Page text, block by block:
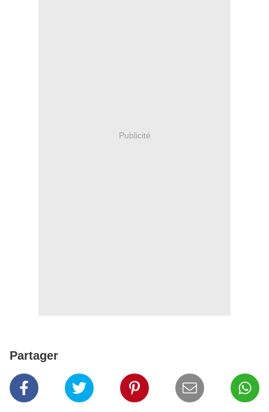
Publicité
Partager